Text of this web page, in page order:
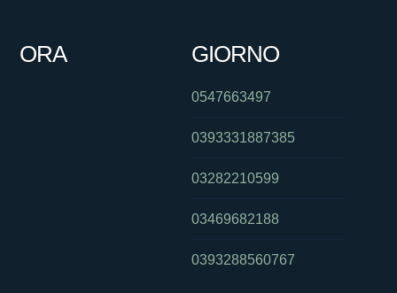
ORA GIORNO
0547663497
0393331887385
03282210599
03469682188
0393288560767